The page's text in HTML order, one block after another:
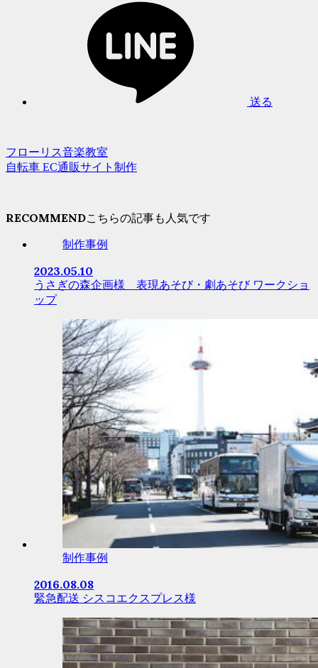
送る
フローリス音楽教室
自転車 EC通販サイト制作
RECOMMEND
制作事例
2023.05.10
うさぎの森企画様 表現あそび・劇あそび ワークショ
ップ
制作事例
2016.08.08
緊急配送 シスコエクスプレス様